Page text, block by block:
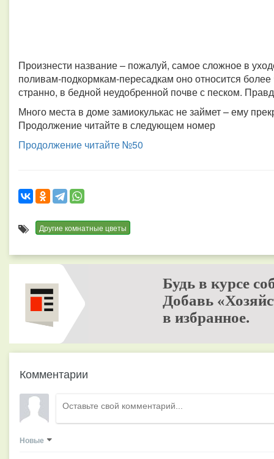
Произнести название – пожалуй, самое сложное в
поливам-подкормкам-пересадкам оно относится
странно, в бедной неудобренной почве с песком.
Много места в доме замиокулькас не займет – ему
Продолжение читайте в следующем номер
Продолжение читайте №50
Другие комнатные цветы
Будь в курсе
Добавь
в избранное.
Комментарии
Новые